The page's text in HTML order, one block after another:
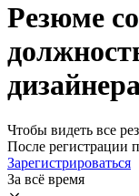
Резюме
Чтобы видеть все
После регистрации
Зарегистрироваться
За всё время